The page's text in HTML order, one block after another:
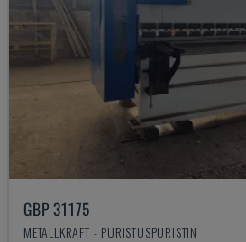
GBP 31175
METALLKRAFT - PURISTUSPURISTIN